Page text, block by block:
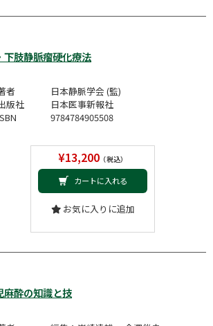
下肢静脈瘤硬化療法
者
日本静脈学会 (監)
版社
日本医事新報社
9784784905508
¥13,200 （税込）
カートに入れる
お気に入りに追加
麻酔の知識と技